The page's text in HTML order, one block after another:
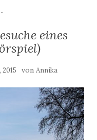
...
eines
2015 von Annika